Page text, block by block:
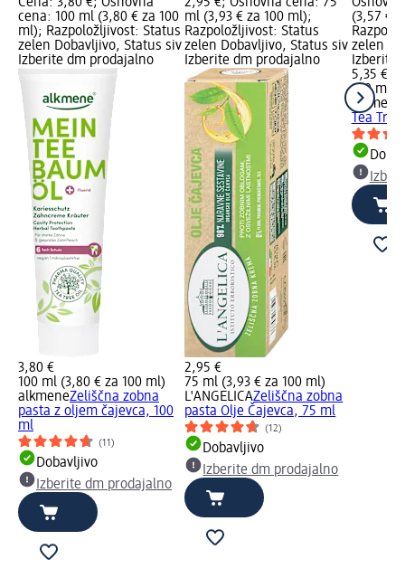
Cena: 3,80 €; Osnovna
cena: 100 ml (3,80 € za 100
ml); Razpoložljivost: Status
zelen Dobavljivo, Status siv
Izberite dm prodajalno
3,80 €
100 ml (3,80 € za 100 ml)
alkmeneZeliščna zobna
pasta z oljem čajevca, 100
ml
(11)
Dobavljivo
Izberite dm prodajalno
2,95 €; Osnovna cena: 75
ml (3,93 € za 100 ml);
Razpoložljivost: Status
zelen Dobavljivo, Status siv
Izberite dm prodajalno
2,95 €
75 ml (3,93 € za 100 ml)
L'ANGELICAZeliščna zobna
pasta Olje Čajevca, 75 ml
(12)
Dobavljivo
Izberite dm prodajalno
(3,57 €
zelen
Izberite
5,35 €
150 ml
alkmene
Tea